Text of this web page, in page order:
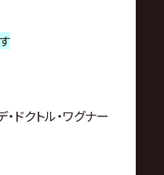
ドクトル・ワグナー